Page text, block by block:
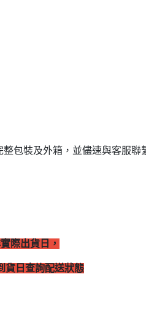
包裝及外箱，並儘速與客服聯
際出貨日，
貨日查詢配送狀態